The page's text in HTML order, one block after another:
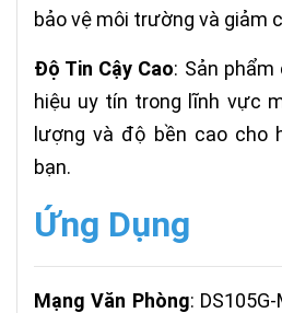
bảo vệ môi trường và giảm
Độ Tin Cậy Cao: Sản phẩm
hiệu uy tín trong lĩnh vực
lượng và độ bền cao cho
bạn.
Ứng Dụng
Mạng Văn Phòng: